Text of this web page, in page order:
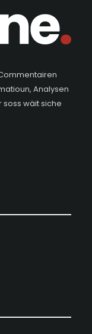
Analysen
wäit siche